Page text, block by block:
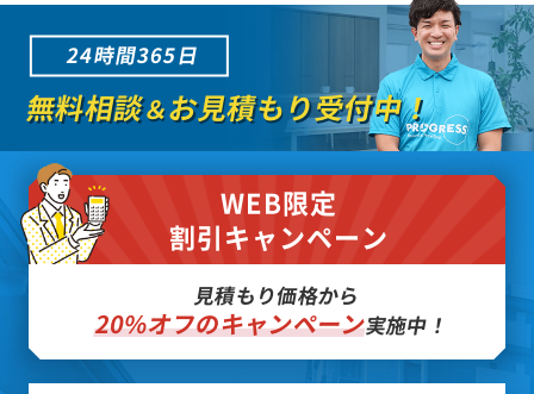
24時間365日
無料相談＆お見積もり受付中！
WEB限定
割引キャンペーン
見積もり価格から
20%オフのキャンペーン実施中！